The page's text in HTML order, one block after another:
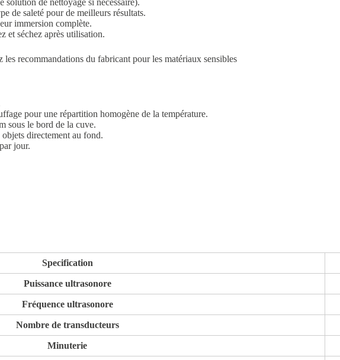
solution de nettoyage si nécessaire).
de saleté pour de meilleurs résultats.
immersion complète.
et séchez après utilisation.
recommandations du fabricant pour les matériaux sensibles
pour une répartition homogène de la température.
sous le bord de la cuve.
directement au fond.
jour.
Specification
Puissance ultrasonore
Fréquence ultrasonore
Nombre de transducteurs
Minuterie